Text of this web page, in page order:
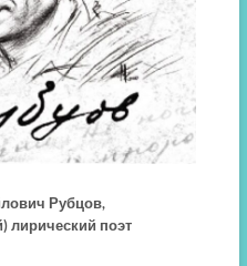
Рубцов,
лирический поэт